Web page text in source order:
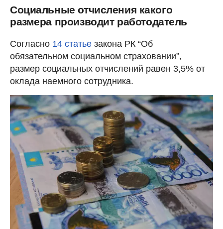
Социальные отчисления какого
размера производит работодатель
Согласно 14 статье закона РК “Об
обязательном социальном страховании”,
размер социальных отчислений равен 3,5% от
оклада наемного сотрудника.